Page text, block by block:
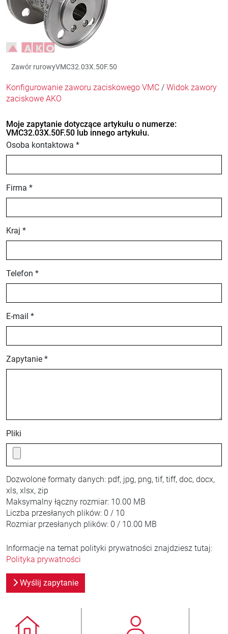
Zawór rurowyVMC32.03X.50F.50
Konfigurowanie zaworu zaciskowego VMC / Widok zawory
zaciskowe AKO
Moje zapytanie dotyczące artykułu o numerze:
VMC32.03X.50F.50 lub innego artykułu.
Osoba kontaktowa *
Firma *
Kraj *
Telefon *
E-mail *
Zapytanie *
Pliki
Dozwolone formaty danych: pdf, jpg, png, tif, tiff, doc, docx,
xls, xlsx, zip
Maksymalny łączny rozmiar: 10.00 MB
Liczba przesłanych plików: 0 / 10
Rozmiar przesłanych plików: 0 / 10.00 MB
Informacje na temat polityki prywatności znajdziesz tutaj:
Polityka prywatności
Wyślij zapytanie